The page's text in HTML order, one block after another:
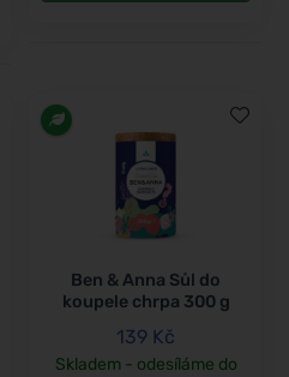
Ben & Anna Sůl do
koupele chrpa 300 g
139 Kč
Skladem - odesíláme do